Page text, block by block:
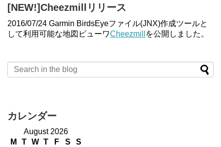
[NEW!]Cheezmillリリース
2016/07/24 Garmin BirdsEyeファイル(JNX)作成ツールと
して利用可能な地図ビューワCheezmill を公開しました。
カレンダー
August 2026
M
T W T F S
S